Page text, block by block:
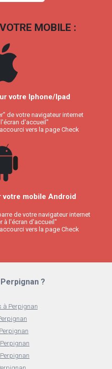
MOBILE :
votre Iphone/Ipad
de votre navigateur internet
d'accueil"
vers la page Check
votre mobile Android
de votre navigateur internet
à l'écran d'accueil"
vers la page Check
?
à Perpignan